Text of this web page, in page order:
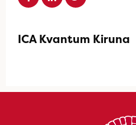
ICA Kvantum Kiruna